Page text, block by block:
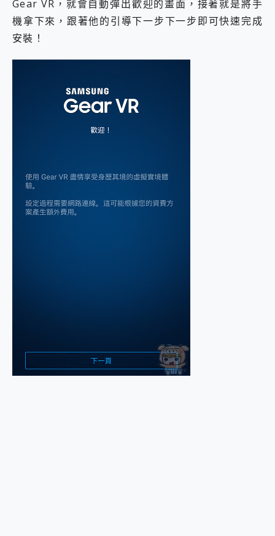
Gear VR，就會自動彈出歡迎的畫面，接著就是將手
機拿下來，跟著他的引導下一步下一步即可快速完成
安裝！